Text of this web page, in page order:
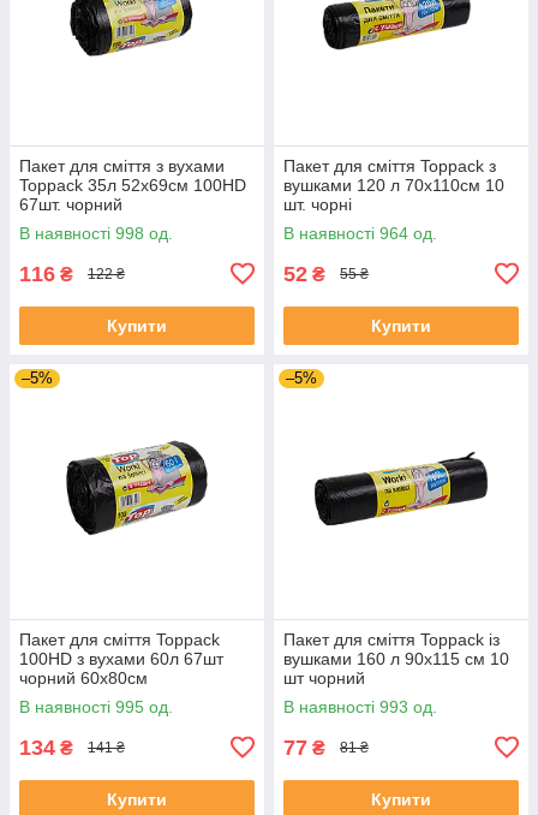
Пакет для сміття з вухами
Toppack 35л 52х69см 100HD
67шт. чорний
В наявності 998 од.
116 ₴ 122 ₴
Купити
Пакет для сміття Toppack з
вушками 120 л 70х110см 10
шт. чорні
В наявності 964 од.
52 ₴ 55 ₴
Купити
–5%
Пакет для сміття Toppack
100HD з вухами 60л 67шт
чорний 60х80см
В наявності 995 од.
134 ₴ 141 ₴
Купити
–5%
Пакет для сміття Toppack із
вушками 160 л 90х115 см 10
шт чорний
В наявності 993 од.
77 ₴ 81 ₴
Купити